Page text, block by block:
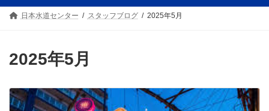
日本水道センター スタッフブログ 2025年5月
2025年5月